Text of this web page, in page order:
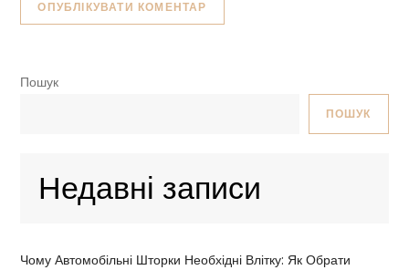
Пошук
ПОШУК
Недавні записи
Чому Автомобільні Шторки Необхідні Влітку: Як Обрати